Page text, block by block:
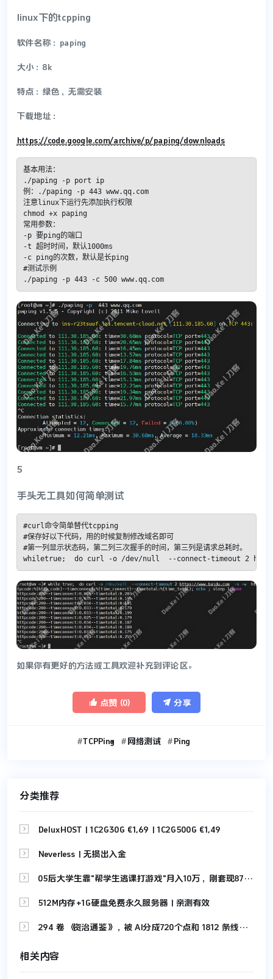
linux下的tcpping
软件名称：paping
大小：8k
特点：绿色，无需安装
下载地址：
https://code.google.com/archive/p/paping/downloads
基本用法：
./paping -p port ip
例：./paping -p 443 www.qq.com
注意linux下运行先添加执行权限
chmod +x paping
常用参数：
-p 要ping的端口
-t 超时时间，默认1000ms
-c ping的次数，默认是长ping
#测试示例
./paping -p 443 -c 500 www.qq.com
5
手头无工具如何简单测试
#curl命令简单替代tcpping
#保存好以下代码，用的时候复制修改域名即可
#第一列显示状态码，第二列三次握手的时间，第三列是请求总耗时。
whiletrue;  do curl -o /dev/null  --connect-timeout 2
如果你有更好的方法或工具欢迎补充到评论区。
 点赞 (0)  分享
TCPPing 网络测试 Ping
分类推荐
 DeluxHOST | 1C2G30G €1,69 | 1C2G500G €1,49
 Neverless | 无损出入金
 05后大学生靠"帮学生逃课打游戏"月入10万，刚套现87万！
 512M内存+1G硬盘免费永久服务器 | 亲测有效
 294 卷《资治通鉴》，被 AI分成720个点和 1812 条线，拆解成可视化网站，让你快速读懂
相关内容